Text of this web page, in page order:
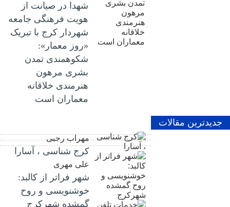
شهدا در صیانت از
هویت فرهنگی جامعه
شهردار کرج با تبریک
«روز معمار»:
شکوهمندی تمدن
بشری مرهون
هنرمندی خلاقانه
معماران است
جدیدترین مقالات
مهراب رجبی
کرج شناسی ، آسارا
علی مهری
شهر فراتر از کالبد:
خوشنویسی و روح
گمشده شهرکرج